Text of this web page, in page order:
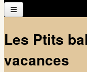
Les Ptits
vacances